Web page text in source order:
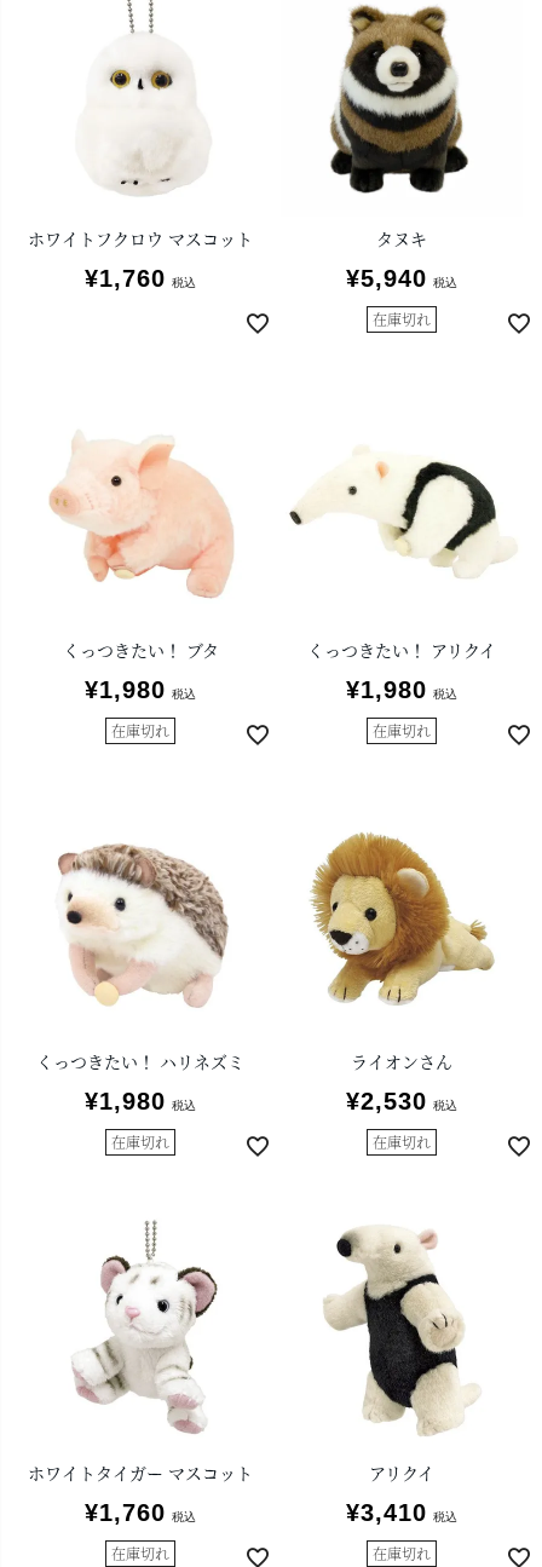
ホワイトフクロウ マスコット
¥1,760 税込
タヌキ
¥5,940 税込
在庫切れ
くっつきたい！ ブタ
¥1,980 税込
在庫切れ
くっつきたい！ アリクイ
¥1,980 税込
在庫切れ
くっつきたい！ ハリネズミ
¥1,980 税込
在庫切れ
ライオンさん
¥2,530 税込
在庫切れ
ホワイトタイガー マスコット
¥1,760 税込
在庫切れ
アリクイ
¥3,410 税込
在庫切れ